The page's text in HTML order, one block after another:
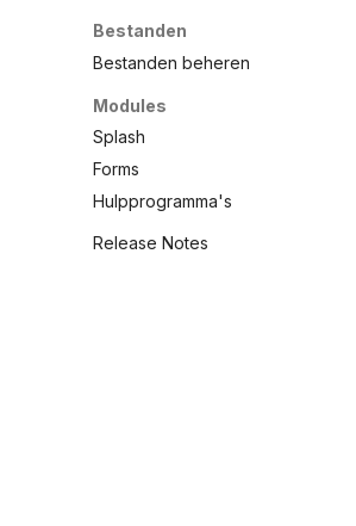
Bestanden
Bestanden beheren
Modules
Splash
Forms
Hulpprogramma's
Release Notes